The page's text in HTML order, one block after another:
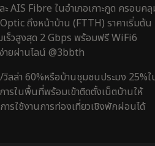
AIS Fibre ในอำเภอเกาะกูด ครอบค
ถึงหน้าบ้าน (FTTH) ราคาเริ่มต้น
ร็วสูงสุด 2 Gbps พร้อมฟรี WiFi6
ยผ่านไลน์ @3bbth
ลล่า 60%หรือบ้านชุมชนประมง 25%
รในพื้นที่พร้อมเข้าติดตั้งเน็ตบ้านให้
ารใช้งานการท่องเที่ยวเชิงพักผ่อนได้